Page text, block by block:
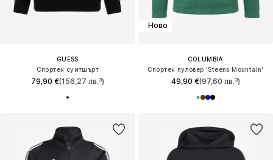
GUESS
Спортен суитшърт
79,90 €(156,27 лв.³)
Ново
COLUMBIA
Спортен пуловер 'Steens Mountain'
49,90 €(97,60 лв.³)